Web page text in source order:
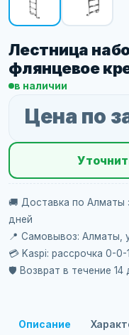
Лестница
флянцевое
в наличии
Цена по
🚚 Доставка по Алматы
дней
📍 Самовывоз: Алматы,
💳 Kaspi: рассрочка 0-0-
🛡️ Возврат в течение 14
Описание